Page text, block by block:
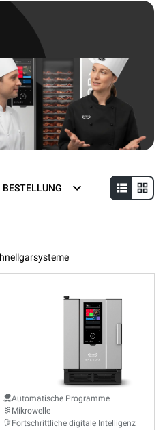
richten sich an
intuitiv bedienbaren Ofen
Schnelligkeit, hohe Kochqualität
Selbstreinigung vereint.
den Anwendern, ihr Menü zu
über seine gesamte
BESTELLUNG
Automatische Programme
Mikrowelle
Fortschrittliche digitale Intelligenz